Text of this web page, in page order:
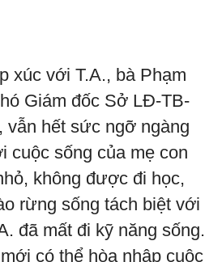
xúc với T.A., bà Phạm
Giám đốc Sở LĐ-TB-
vẫn hết sức ngỡ ngàng
cuộc sống của mẹ con
không được đi học,
rừng sống tách biệt với
đã mất đi kỹ năng sống.
có thể hòa nhập cuộc